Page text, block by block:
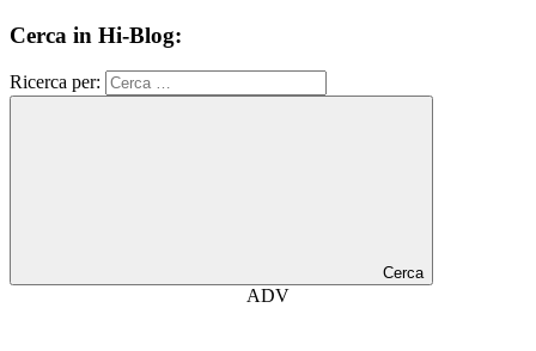
Cerca in Hi-Blog:
Ricerca per:
Cerca
ADV